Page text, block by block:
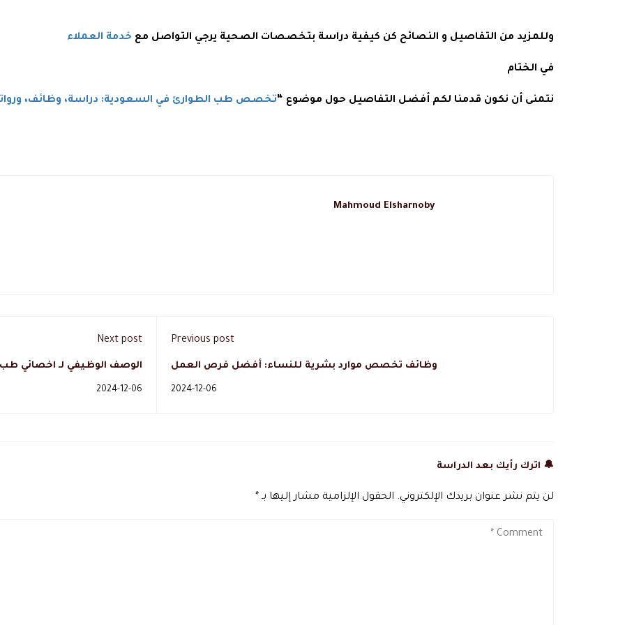
وللمزيد من التفاصيل و النصائح كن كيفية دراسة بتخصصات الصحية يرجي التواصل مع خدمة العملاء
في الختام
نتمنى أن نكون قدمنا لكم أفضل التفاصيل حول موضوع “تخصص طب الطوارئ في السعودية: دراسة، وظائف،
Mahmoud Elsharnoby
Previous post
وظائف تخصص موارد بشرية للنساء: أفضل فرص العمل
2024-12-06
Next post
الوصف الوظيفي لـ اخصائي
2024-12-06
🔔 اترك رأيك بعد الدراسة
لن يتم نشر عنوان بريدك الإلكتروني. الحقول الإلزامية مشار إليها بـ *